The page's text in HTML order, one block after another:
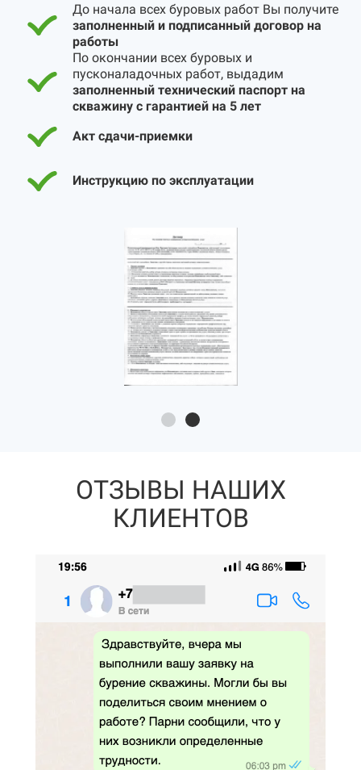
До начала всех буровых работ Вы получите
заполненный и подписанный договор на
работы
По окончании всех буровых и
пусконаладочных работ, выдадим
заполненный технический паспорт на
скважину с гарантией на 5 лет
Акт сдачи-приемки
Инструкцию по эксплуатации
ОТЗЫВЫ НАШИХ
КЛИЕНТОВ